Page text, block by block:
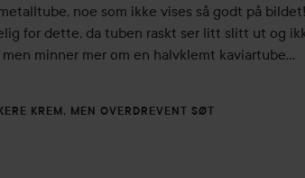
noe som ikke vises så godt på bildet!
for dette, da tuben raskt ser litt slitt ut og
minner mer om en halvklemt kaviartube…
KREM, MEN OVERDREVENT SØT